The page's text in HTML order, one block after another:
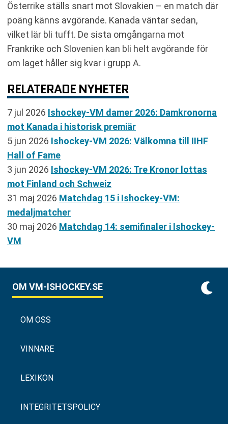
Österrike ställs snart mot Slovakien – en match där
poäng känns avgörande. Kanada väntar sedan,
vilket lär bli tufft. De sista omgångarna mot
Frankrike och Slovenien kan bli helt avgörande för
om laget håller sig kvar i grupp A.
RELATERADE NYHETER
7 jul 2026 Ishockey-VM damer 2026: Damkronorna
mot Kanada i historisk premiär
5 jun 2026 Ishockey-VM 2026: Välkomna till IIHF
Hall of Fame
3 jun 2026 Ishockey-VM 2026: Tre Kronor lottas
mot Finland och Schweiz
31 maj 2026 Matchdag 15 i Ishockey-VM:
medaljmatcher
30 maj 2026 Matchdag 14: semifinaler i Ishockey-
VM
OM VM-ISHOCKEY.SE
OM OSS
VINNARE
LEXIKON
INTEGRITETSPOLICY